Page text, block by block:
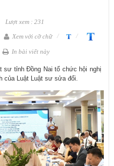
Lượt xem : 231
Xem với cỡ chữ
In bài viết này
tỉnh Đồng Nai tổ chức hội nghị
của Luật Luật sư sửa đổi.